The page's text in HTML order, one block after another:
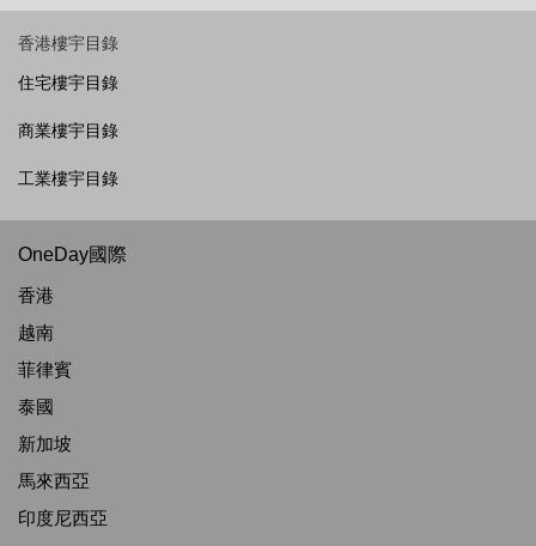
香港樓宇目錄
住宅樓宇目錄
商業樓宇目錄
工業樓宇目錄
OneDay國際
香港
越南
菲律賓
泰國
新加坡
馬來西亞
印度尼西亞